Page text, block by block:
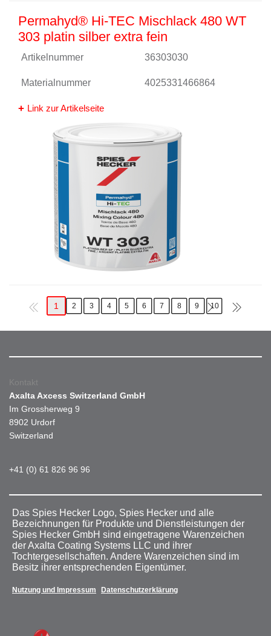
Permahyd® Hi-TEC Mischlack 480 WT
303 platin silber extra fein
Artikelnummer 36303030
Materialnummer 4025331466864
Link zur Artikelseite
1 2 3 4 5 6 7 8 9 10
Kontakt
Axalta Axcess Switzerland GmbH
Im Grossherweg 9
8902 Urdorf
Switzerland
+41 (0) 61 826 96 96
Das Spies Hecker Logo, Spies Hecker und alle
Bezeichnungen für Produkte und Dienstleistungen der
Spies Hecker GmbH sind eingetragene Warenzeichen
der Axalta Coating Systems LLC und ihrer
Tochtergesellschaften. Andere Warenzeichen sind im
Besitz ihrer entsprechenden Eigentümer.
Nutzung und Impressum Datenschutzerklärung